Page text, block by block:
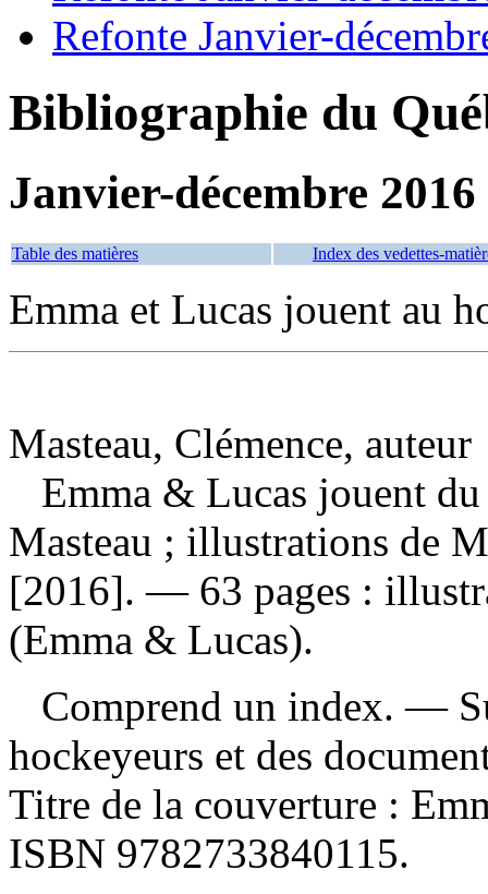
Refonte Janvier-
Bibliographie du
Janvier-décembre 2016
Table des matières Index des vedettes-
Emma et Lucas jouent au
Masteau, Clémence, auteur
Emma & Lucas jouent
Masteau ; illustrations de
[2016]. — 63 pages :
(Emma & Lucas).
Comprend un index. —
hockeyeurs et des
Titre de la couverture :
ISBN 9782733840115.